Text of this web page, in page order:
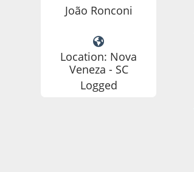
João Ronconi
Location: Nova
Veneza - SC
Logged